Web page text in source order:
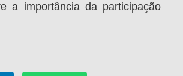
a importância da participação